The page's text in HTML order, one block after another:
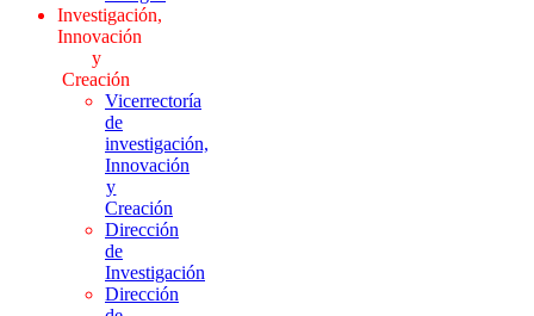
Investigación,
Innovación
y
Creación
Vicerrectoría
de
investigación,
Innovación
y
Creación
Dirección
de
Investigación
Dirección